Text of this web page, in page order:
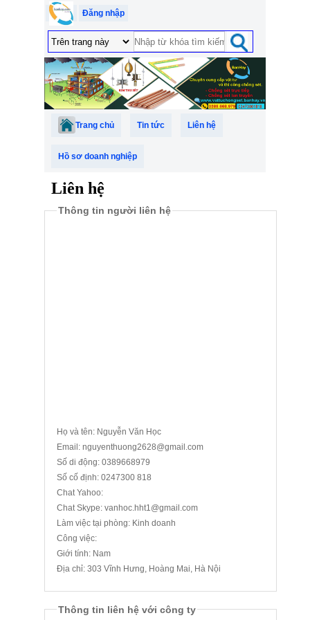
Đăng nhập
Trang chủ Tin tức Liên hệ
Hồ sơ doanh nghiệp
Liên hệ
Thông tin người liên hệ
Họ và tên: Nguyễn Văn Học
Email: nguyenthuong2628@gmail.com
Số di động: 0389668979
Số cố định: 0247300 818
Chat Yahoo:
Chat Skype: vanhoc.hht1@gmail.com
Làm việc tại phòng: Kinh doanh
Công việc:
Giới tính: Nam
Địa chỉ: 303 Vĩnh Hưng, Hoàng Mai, Hà Nội
Thông tin liên hệ với công ty